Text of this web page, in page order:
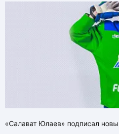
«Салават Юлаев» подписал